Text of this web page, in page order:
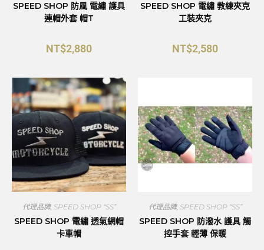
SPEED SHOP 防風 電繡 護具
連帽外套 帽T
NT$2,880
SPEED SHOP 電繡 教練夾克
工裝夾克
NT$2,580
代理品牌, SPEED SHOP “SS”
SPEED SHOP 電繡 透氣網帽
卡車帽
代理品牌, SPEED SHOP “SS”
SPEED SHOP 防潑水 護具 觸
控手套 輕薄 保暖